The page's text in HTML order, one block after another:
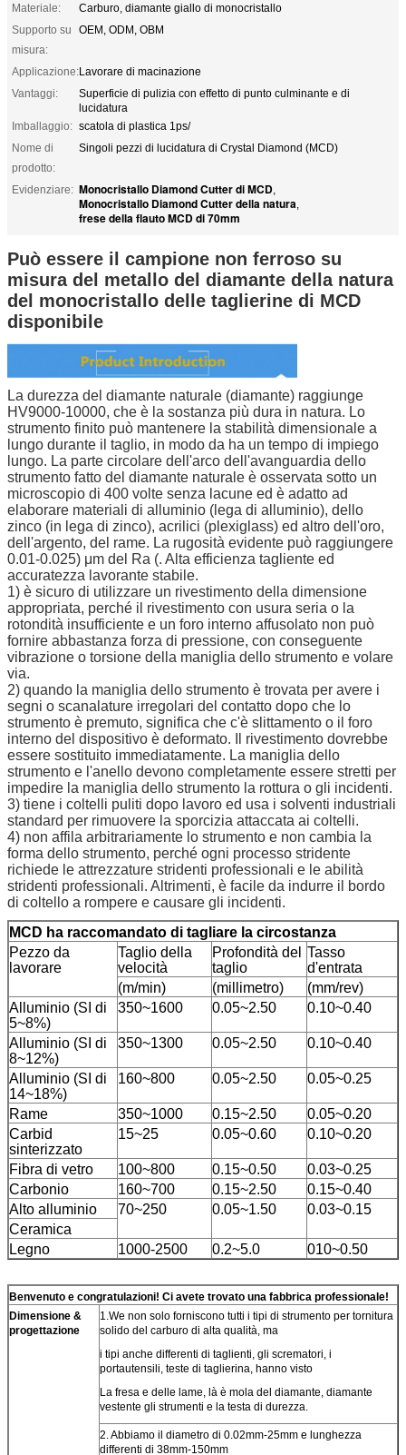
Materiale:
Carburo, diamante giallo di monocristallo
Supporto su
misura:
OEM, ODM, OBM
Applicazione:Lavorare di macinazione
Vantaggi:
Superficie di pulizia con effetto di punto culminante e di
lucidatura
Imballaggio: scatola di plastica 1ps/
Nome di
prodotto:
Singoli pezzi di lucidatura di Crystal Diamond (MCD)
Evidenziare: Monocristallo Diamond Cutter di MCD,
Monocristallo Diamond Cutter della natura,
frese della flauto MCD di 70mm
Può essere il campione non ferroso su
misura del metallo del diamante della natura
del monocristallo delle taglierine di MCD
disponibile
La durezza del diamante naturale (diamante) raggiunge
HV9000-10000, che è la sostanza più dura in natura. Lo
strumento finito può mantenere la stabilità dimensionale a
lungo durante il taglio, in modo da ha un tempo di impiego
lungo. La parte circolare dell'arco dell'avanguardia dello
strumento fatto del diamante naturale è osservata sotto un
microscopio di 400 volte senza lacune ed è adatto ad
elaborare materiali di alluminio (lega di alluminio), dello
zinco (in lega di zinco), acrilici (plexiglass) ed altro dell'oro,
dell'argento, del rame. La rugosità evidente può raggiungere
0.01-0.025) μm del Ra (. Alta efficienza tagliente ed
accuratezza lavorante stabile.
1) è sicuro di utilizzare un rivestimento della dimensione
appropriata, perché il rivestimento con usura seria o la
rotondità insufficiente e un foro interno affusolato non può
fornire abbastanza forza di pressione, con conseguente
vibrazione o torsione della maniglia dello strumento e volare
via.
2) quando la maniglia dello strumento è trovata per avere i
segni o scanalature irregolari del contatto dopo che lo
strumento è premuto, significa che c'è slittamento o il foro
interno del dispositivo è deformato. Il rivestimento dovrebbe
essere sostituito immediatamente. La maniglia dello
strumento e l'anello devono completamente essere stretti per
impedire la maniglia dello strumento la rottura o gli incidenti.
3) tiene i coltelli puliti dopo lavoro ed usa i solventi industriali
standard per rimuovere la sporcizia attaccata ai coltelli.
4) non affila arbitrariamente lo strumento e non cambia la
forma dello strumento, perché ogni processo stridente
richiede le attrezzature stridenti professionali e le abilità
stridenti professionali. Altrimenti, è facile da indurre il bordo
di coltello a rompere e causare gli incidenti.
MCD ha raccomandato di tagliare la circostanza
Pezzo da
lavorare
Taglio della
velocità
Profondità del
taglio
Tasso
d'entrata
(m/min)
(millimetro)
(mm/rev)
Alluminio (SI di
5~8%)
350~1600 0.05~2.50 0.10~0.40
Alluminio (SI di
8~12%)
350~1300 0.05~2.50 0.10~0.40
Alluminio (SI di
14~18%)
160~800 0.05~2.50 0.05~0.25
Rame 350~1000 0.15~2.50
0.05~0.20
Carbid
sinterizzato
15~25 0.05~0.60 0.10~0.20
Fibra di vetro 100~800 0.15~0.50
0.03~0.25
Carbonio
160~700 0.15~2.50
0.15~0.40
Alto alluminio
70~250 0.05~1.50
0.03~0.15
Ceramica
Legno
1000-2500 0.2~5.0 010~0.50
Benvenuto e congratulazioni! Ci avete trovato una fabbrica professionale!
Dimensione &
progettazione
1.We non solo forniscono tutti i tipi di strumento per tornitura
solido del carburo di alta qualità, ma
i tipi anche differenti di taglienti, gli scrematori, i
portautensili, teste di taglierina, hanno visto
La fresa e delle lame, là è mola del diamante, diamante
vestente gli strumenti e la testa di durezza.
2. Abbiamo il diametro di 0.02mm-25mm e lunghezza
differenti di 38mm-150mm